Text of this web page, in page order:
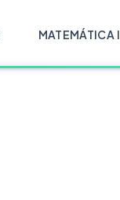
MATEMÁTICA I.